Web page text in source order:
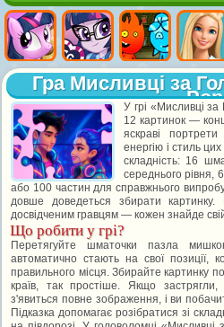
Гра Мисливці за
Pop
У грі «Мисливці
12 картинок —
яскраві
енергію і стиль
складність: 16
середнього рівня,
або 100 частин для справжнього
довше доведеться збирати картинку.
досвідченим гравцям — кожен знайде
Що робити у грі?
Перетягуйте шматочки пазла
автоматично стають на свої позиції,
правильного місця. Збирайте картинку
країв, так простіше. Якщо
з'явиться повне зображення, і ви
Підказка допомагає розібратися зі